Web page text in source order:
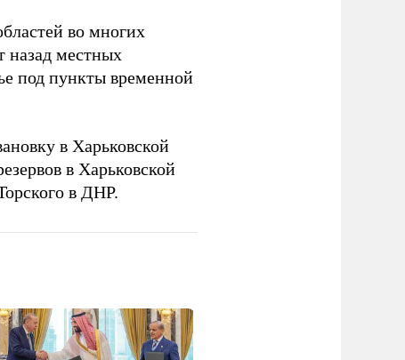
во многих
назад местных
под пункты временной
в Харьковской
в Харьковской
в ДНР.